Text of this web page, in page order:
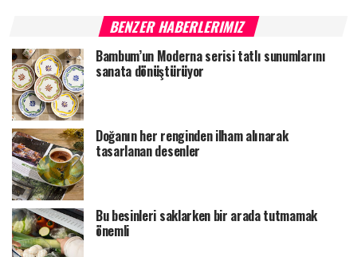
BENZER HABERLERIMIZ
Bambum’un Moderna serisi tatlı sunumlarını
sanata dönüştürüyor
Doğanın her renginden ilham alınarak
tasarlanan desenler
Bu besinleri saklarken bir arada tutmamak
önemli